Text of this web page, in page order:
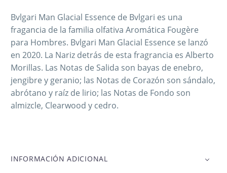
Bvlgari Man Glacial Essence de Bvlgari es una
fragancia de la familia olfativa Aromática Fougère
para Hombres. Bvlgari Man Glacial Essence se lanzó
en 2020. La Nariz detrás de esta fragrancia es Alberto
Morillas. Las Notas de Salida son bayas de enebro,
jengibre y geranio; las Notas de Corazón son sándalo,
abrótano y raíz de lirio; las Notas de Fondo son
almizcle, Clearwood y cedro.
INFORMACIÓN ADICIONAL